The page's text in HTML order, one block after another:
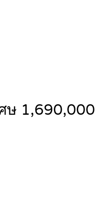
ษ 1,690,000